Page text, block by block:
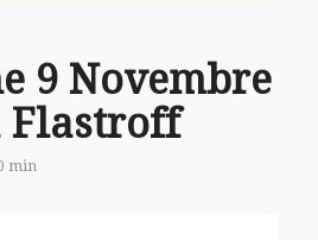
9 Novembre
Flastroff
min